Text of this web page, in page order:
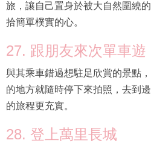
旅，讓自己置身於被大自然圍繞
拾簡單樸實的心。
27. 跟朋友來次單車遊
與其乘車錯過想駐足欣賞的景點
的地方就隨時停下來拍照，去到
的旅程更充實。
28. 登上萬里長城